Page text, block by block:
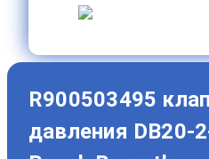
R900503495
давления DB20-